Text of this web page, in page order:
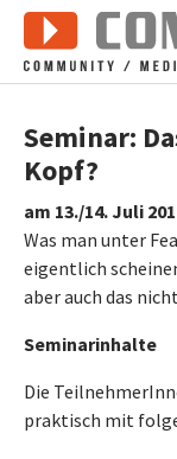
Zum Hauptinhalt
Seminar:
Kopf?
am 13./14. Juli
Was man unter
eigentlich
aber auch das
Seminarinhalte
Die
praktisch mit